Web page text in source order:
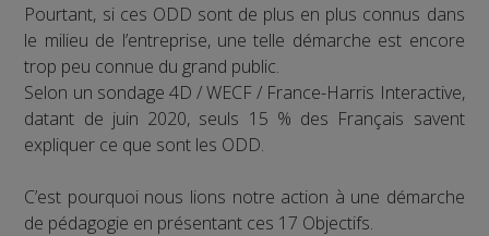
Pourtant, si ces ODD sont de plus en plus connus dans
le milieu de l’entreprise, une telle démarche est encore
trop peu connue du grand public.
Selon un sondage 4D / WECF / France-Harris Interactive,
datant de juin 2020, seuls 15 % des Français savent
expliquer ce que sont les ODD.
C’est pourquoi nous lions notre action à une démarche
de pédagogie en présentant ces 17 Objectifs.